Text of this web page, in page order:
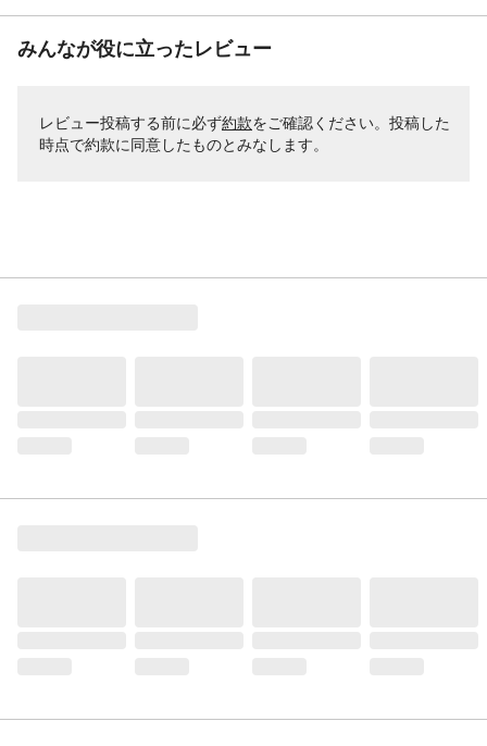
みんなが役に立ったレビュー
レビュー投稿する前に必ず約款をご確認ください。投稿した
時点で約款に同意したものとみなします。